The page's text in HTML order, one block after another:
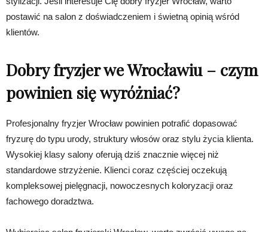
postawić na salon z doświadczeniem i świetną opinią wśród
klientów.
Dobry fryzjer we Wrocławiu – czym
powinien się wyróżniać?
Profesjonalny fryzjer Wrocław powinien potrafić dopasować
fryzurę do typu urody, struktury włosów oraz stylu życia klienta.
Wysokiej klasy salony oferują dziś znacznie więcej niż
standardowe strzyżenie. Klienci coraz częściej oczekują
kompleksowej pielęgnacji, nowoczesnych koloryzacji oraz
fachowego doradztwa.